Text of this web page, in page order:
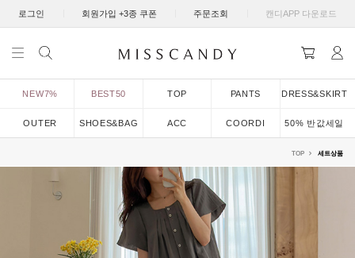
로그인 회원가입 +3종 쿠폰 주문조회 캔디APP 다운로드
NEW7% BEST50 TOP PANTS DRESS&SKIRT
OUTER SHOES&BAG ACC COORDI 50% 반값세일
TOP 세트상품